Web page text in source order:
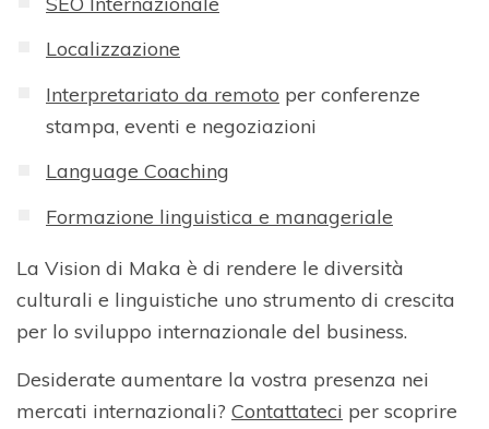
Localizzazione
Interpretariato da remoto per conferenze
stampa, eventi e negoziazioni
Language Coaching
Formazione linguistica e manageriale
La Vision di Maka è di rendere le diversità
culturali e linguistiche uno strumento di crescita
per lo sviluppo internazionale del business.
Desiderate aumentare la vostra presenza nei
mercati internazionali? Contattateci per scoprire